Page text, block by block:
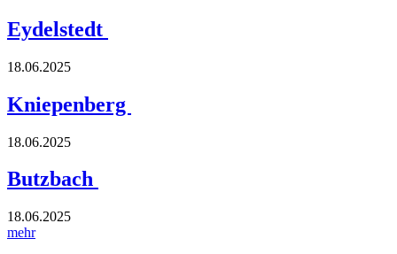
Eydelstedt
18.06.2025
Kniepenberg
18.06.2025
Butzbach
18.06.2025
mehr